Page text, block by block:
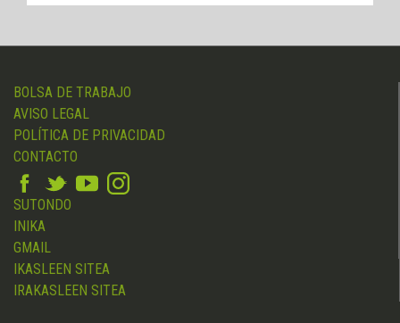
BOLSA DE TRABAJO
AVISO LEGAL
POLÍTICA DE PRIVACIDAD
CONTACTO
SUTONDO
INIKA
GMAIL
IKASLEEN SITEA
IRAKASLEEN SITEA